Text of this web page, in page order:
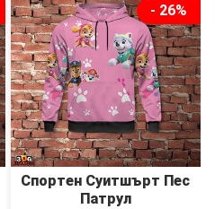
- 26%
Спортен Суитшърт Пес
Патрул